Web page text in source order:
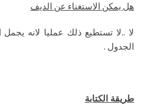
هل يمكن الاستغناء عن الديف
لا ..لا تستطيع ذلك عمليا لانه
الجدول .
طريقة الكتابة